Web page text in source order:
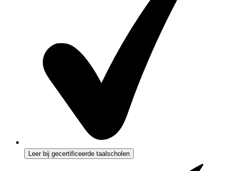
Leer bij gecertificeerde taalscholen